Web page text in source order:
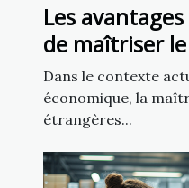
Les
de maîtriser
monde des
international
Dans le contexte
économique, la
étrangères...